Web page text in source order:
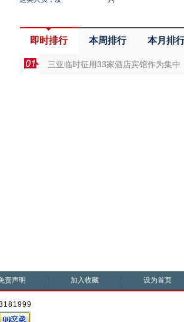
即时排行 本周排行 本月排
三亚临时征用33家酒店宾馆作为集中
责声明 加入收藏 设为首页